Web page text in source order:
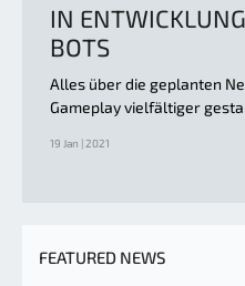
IN
BOTS
Alles über die geplanten
Gameplay vielfältiger
19 Jan | 2021
FEATURED NEWS